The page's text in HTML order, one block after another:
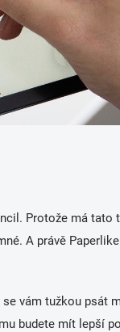
Protože má tato
A právě
vám tužkou psát
budete mít lepší